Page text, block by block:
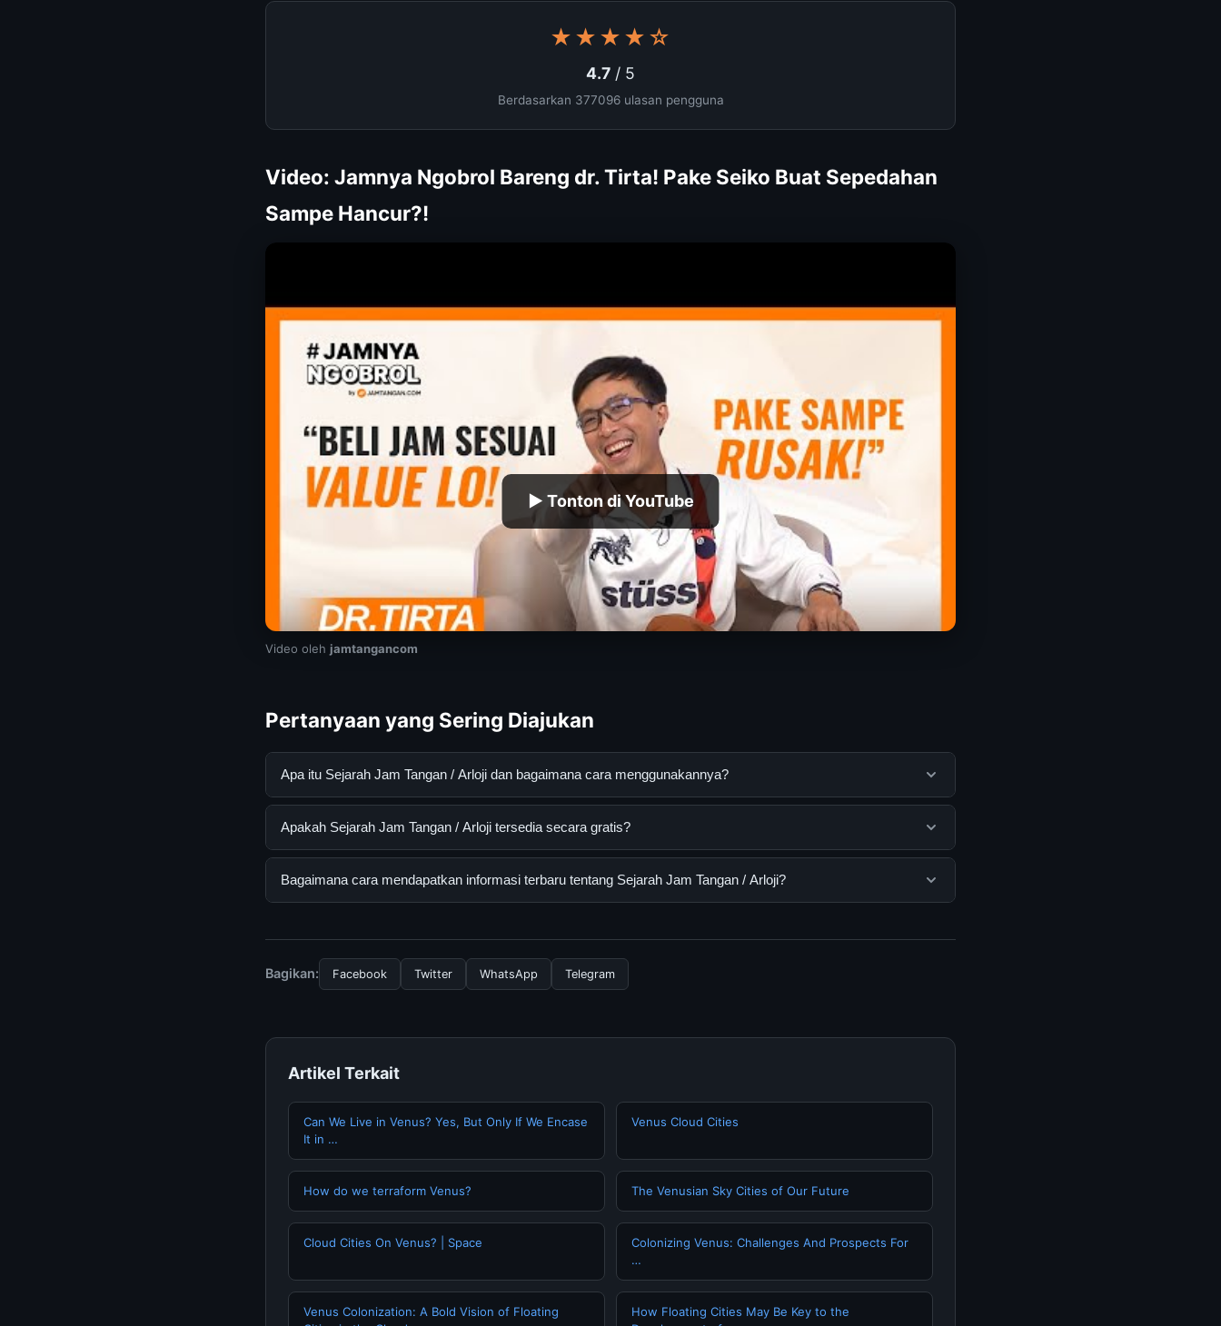
★★★★☆
4.7 / 5
Berdasarkan 377096 ulasan pengguna
Video: Jamnya Ngobrol Bareng dr. Tirta! Pake Seiko Buat Sepedahan
Sampe Hancur?!
▶ Tonton di YouTube
Video oleh jamtangancom
Pertanyaan yang Sering Diajukan
Apa itu Sejarah Jam Tangan / Arloji dan bagaimana cara menggunakannya?
Sejarah Jam Tangan / Arloji adalah layanan digital yang dirancang untuk membantu pengguna mendapatkan
mengikuti panduan yang tersedia.
Apakah Sejarah Jam Tangan / Arloji tersedia secara gratis?
Ya, Sejarah Jam Tangan / Arloji dapat diakses secara gratis oleh semua pengguna. Tidak ada biaya
Bagaimana cara mendapatkan informasi terbaru tentang Sejarah Jam Tangan / Arloji?
Bagikan:
Facebook Twitter WhatsApp Telegram
Artikel Terkait
Can We Live in Venus? Yes, But Only If We Encase
It in …
Venus Cloud Cities
How do we terraform Venus? The Venusian Sky Cities of Our Future
Cloud Cities On Venus? | Space
Colonizing Venus: Challenges And Prospects For
…
Venus Colonization: A Bold Vision of Floating
How Floating Cities May Be Key to the